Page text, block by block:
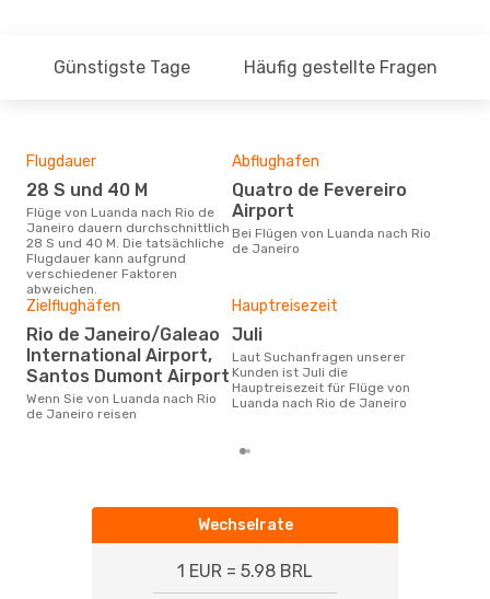
Günstigste Tage Häufig gestellte Fragen
Flugdauer
28 S und 40 M
Flüge von Luanda nach Rio de
Janeiro dauern durchschnittlich
28 S und 40 M. Die tatsächliche
Flugdauer kann aufgrund
verschiedener Faktoren
abweichen.
Abflughafen
Quatro de Fevereiro
Airport
Bei Flügen von Luanda nach Rio
de Janeiro
Zielflughäfen
Rio de Janeiro/Galeao
International Airport,
Santos Dumont Airport
Wenn Sie von Luanda nach Rio
de Janeiro reisen
Hauptreisezeit
Juli
Laut Suchanfragen unserer
Kunden ist Juli die
Hauptreisezeit für Flüge von
Luanda nach Rio de Janeiro
Wechselrate
1 EUR = 5.98 BRL